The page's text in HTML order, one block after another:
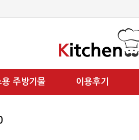
용 주방기물 이용후기